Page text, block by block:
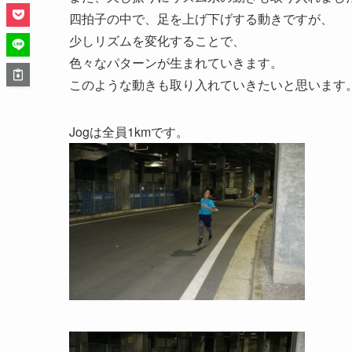
四拍子の中で、足を上げ下げする動きですが、
少しリズムを変化することで、
色々なパターンが生まれていきます。
このような動きも取り入れていきたいと思います
Jogは全員1kmです。